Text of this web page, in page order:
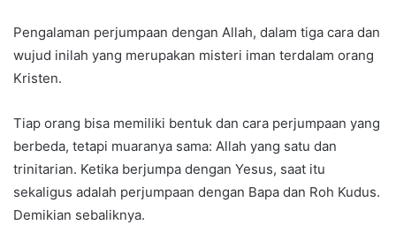
Pengalaman perjumpaan dengan Allah, dalam tiga cara dan
wujud inilah yang merupakan misteri iman terdalam orang
Kristen.
Tiap orang bisa memiliki bentuk dan cara perjumpaan yang
berbeda, tetapi muaranya sama: Allah yang satu dan
trinitarian. Ketika berjumpa dengan Yesus, saat itu
sekaligus adalah perjumpaan dengan Bapa dan Roh Kudus.
Demikian sebaliknya.